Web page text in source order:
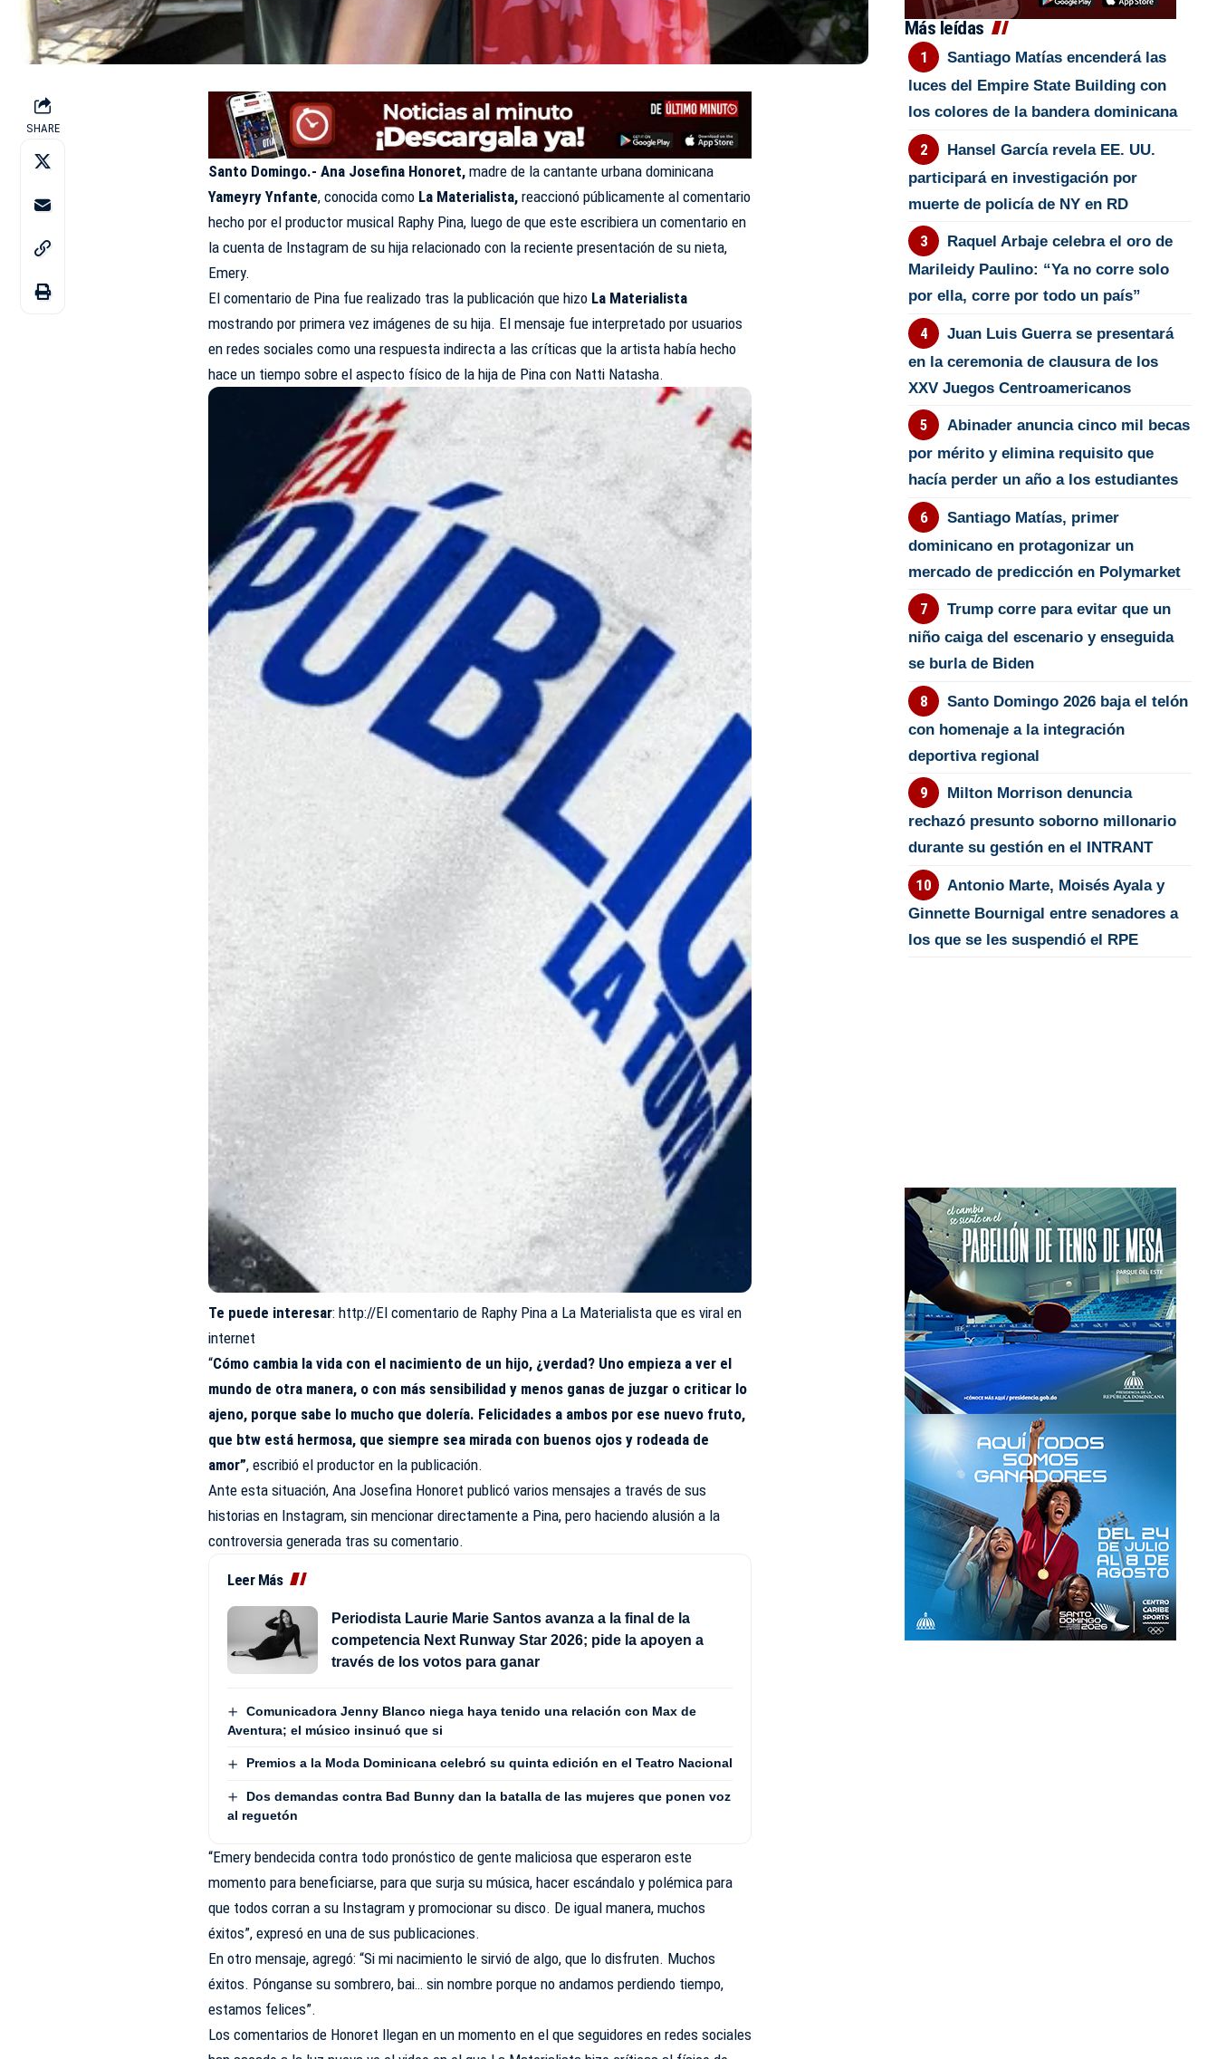
SHARE
Santo Domingo.- Ana Josefina Honoret, madre de la cantante urbana dominicana
Yameyry Ynfante, conocida como La Materialista,reaccionó públicamente al comentario
hecho por el productor musical Raphy Pina, luego de que este escribiera un comentario en
la cuenta de Instagram de su hija relacionado con la reciente presentación de su nieta,
Emery.
El comentario de Pina fue realizado tras la publicación que hizo La Materialista
mostrando por primera vez imágenes de su hija. El mensaje fue interpretado por usuarios
en redes sociales como una respuesta indirecta a las críticas que la artista había hecho
hace un tiempo sobre el aspecto físico de la hija de Pina con Natti Natasha.
Te puede interesar:http://El comentario de Raphy Pina a La Materialista que es viral en
internet
“Cómo cambia la vida con el nacimiento de un hijo, ¿verdad? Uno empieza a ver el
mundo de otra manera, o con más sensibilidad y menos ganas de juzgar o criticar lo
ajeno, porque sabe lo mucho que dolería. Felicidades a ambos por ese nuevo fruto,
que btw está hermosa, que siempre sea mirada con buenos ojos y rodeada de
amor”, escribió el productor en la publicación.
Ante esta situación, Ana Josefina Honoret publicó varios mensajes a través de sus
historias en Instagram, sin mencionar directamente a Pina, pero haciendo alusión a la
controversia generada tras su comentario.
Leer Más
Periodista Laurie Marie Santos avanza a la final de la
competencia Next Runway Star 2026; pide la apoyen a
través de los votos para ganar
Comunicadora Jenny Blanco niega haya tenido una relación con Max de
Aventura; el músico insinuó que si
Premios a la Moda Dominicana celebró su quinta edición en el Teatro Nacional
Dos demandas contra Bad Bunny dan la batalla de las mujeres que ponen voz
al reguetón
“Emery bendecida contra todo pronóstico de gente maliciosa que esperaron este
momento para beneficiarse, para que surja su música, hacer escándalo y polémica para
que todos corran a su Instagram y promocionar su disco. De igual manera, muchos
éxitos”, expresó en una de sus publicaciones.
En otro mensaje, agregó: “Si mi nacimiento le sirvió de algo, que lo disfruten. Muchos
éxitos. Pónganse su sombrero, bai… sin nombre porque no andamos perdiendo tiempo,
estamos felices”.
Los comentarios de Honoret llegan en un momento en el que seguidores en redes sociales
Más leídas
Santiago Matías encenderá las
luces del Empire State Building con
los colores de la bandera dominicana
Hansel García revela EE. UU.
participará en investigación por
muerte de policía de NY en RD
Raquel Arbaje celebra el oro de
Marileidy Paulino: “Ya no corre solo
por ella, corre por todo un país”
Juan Luis Guerra se presentará
en la ceremonia de clausura de los
XXV Juegos Centroamericanos
Abinader anuncia cinco mil becas
por mérito y elimina requisito que
hacía perder un año a los estudiantes
Santiago Matías, primer
dominicano en protagonizar un
mercado de predicción en Polymarket
Trump corre para evitar que un
niño caiga del escenario y enseguida
se burla de Biden
Santo Domingo 2026 baja el telón
con homenaje a la integración
deportiva regional
Milton Morrison denuncia
rechazó presunto soborno millonario
durante su gestión en el INTRANT
Antonio Marte, Moisés Ayala y
Ginnette Bournigal entre senadores a
los que se les suspendió el RPE